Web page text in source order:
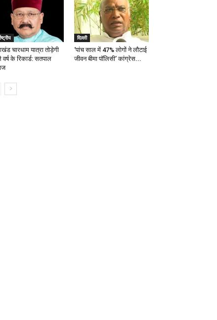
चारधाम यात्रा तोड़ेगी
वर्ष के रिकार्ड: सतपाल
दिल्ली
‘पांच साल में 47% लोगों ने लौटाई
जीवन बीमा पॉलिसी’ कांग्रेस...